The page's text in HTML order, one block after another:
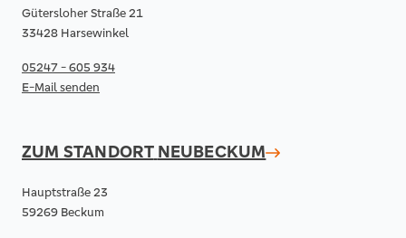
Gütersloher Straße 21
33428 Harsewinkel
05247 - 605 934
E-Mail senden
ZUM STANDORT NEUBECKUM
Hauptstraße 23
59269 Beckum